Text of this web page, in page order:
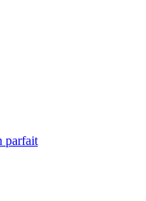
parfait